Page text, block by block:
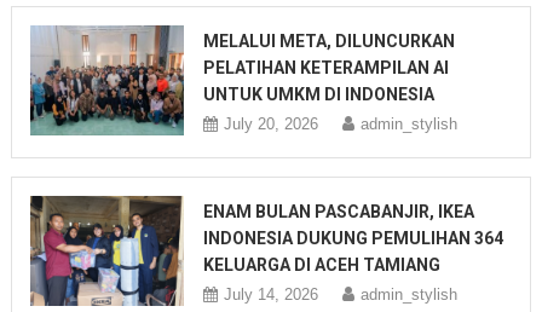
MELALUI META, DILUNCURKAN
PELATIHAN KETERAMPILAN AI
UNTUK UMKM DI INDONESIA
July 20, 2026 admin_stylish
ENAM BULAN PASCABANJIR, IKEA
INDONESIA DUKUNG PEMULIHAN 364
KELUARGA DI ACEH TAMIANG
July 14, 2026 admin_stylish